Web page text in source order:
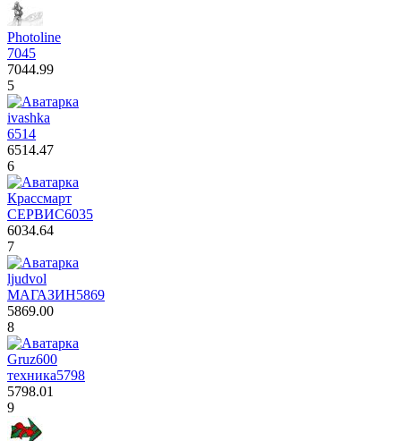
Photoline
7045
7044.99
5
ivashka
6514
6514.47
6
Крассмарт
СЕРВИС6035
6034.64
7
ljudvol
МАГАЗИН5869
5869.00
8
Gruz600
техника5798
5798.01
9